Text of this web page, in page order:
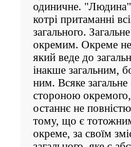
одиничне. "Людина"
котрі притаманні
загального.
окремим. Окреме не
який веде до
інакше загальним,
ним. Всяке
стороною
останнє не
тому, що є
окреме, за своїм